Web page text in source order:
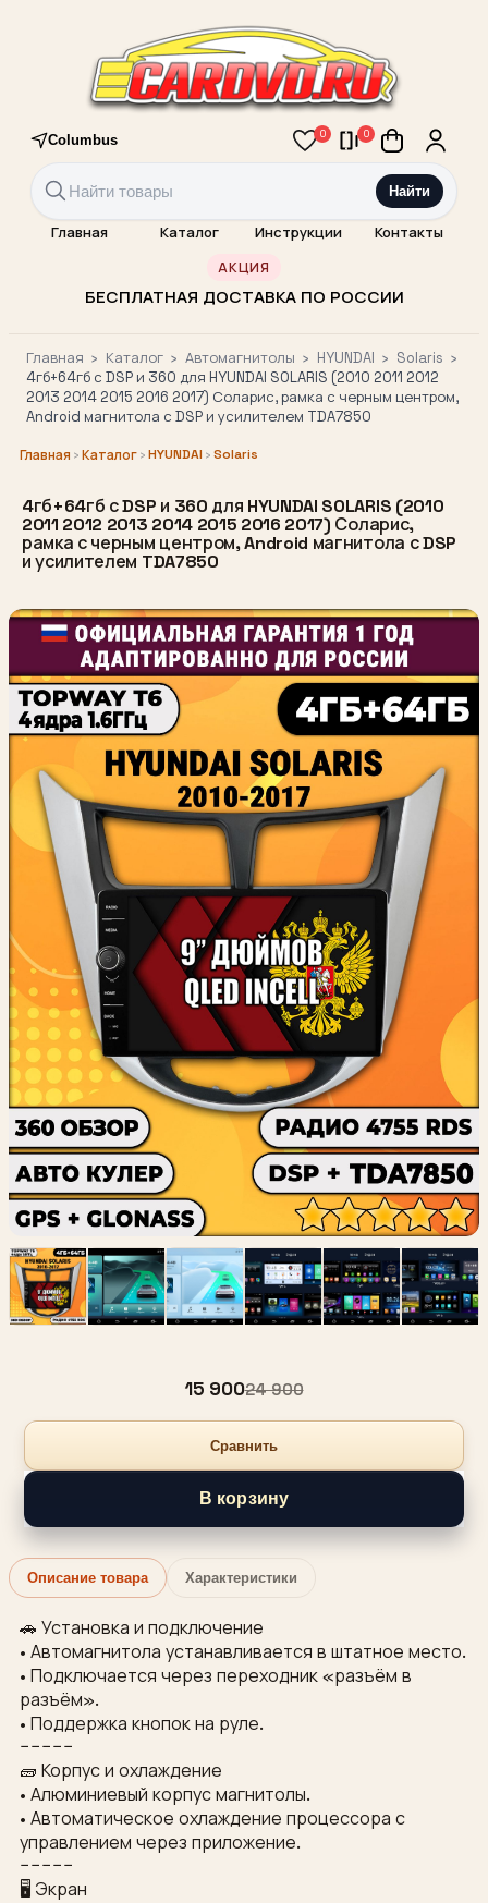
Columbus 0 0
Найти
Главная Каталог Инструкции Контакты
АКЦИЯ
БЕСПЛАТНАЯ ДОСТАВКА ПО РОССИИ
Главная › Каталог › Автомагнитолы › HYUNDAI › Solaris ›
4гб+64гб с DSP и 360 для HYUNDAI SOLARIS (2010 2011 2012
2013 2014 2015 2016 2017) Соларис, рамка с черным центром,
Android магнитола с DSP и усилителем TDA7850
Главная ›Каталог›HYUNDAI ›Solaris
4гб+64гб с DSP и 360 для HYUNDAI SOLARIS (2010
2011 2012 2013 2014 2015 2016 2017) Соларис,
рамка с черным центром, Android магнитола с DSP
и усилителем TDA7850
15 90024 900
Сравнить
В корзину
Описание товара Характеристики
🚗 Установка и подключение
• Автомагнитола устанавливается в штатное место.
• Подключается через переходник «разъём в
разъём».
• Поддержка кнопок на руле.
−−−−−
🧱 Корпус и охлаждение
• Алюминиевый корпус магнитолы.
• Автоматическое охлаждение процессора с
управлением через приложение.
−−−−−
🖥 Экран